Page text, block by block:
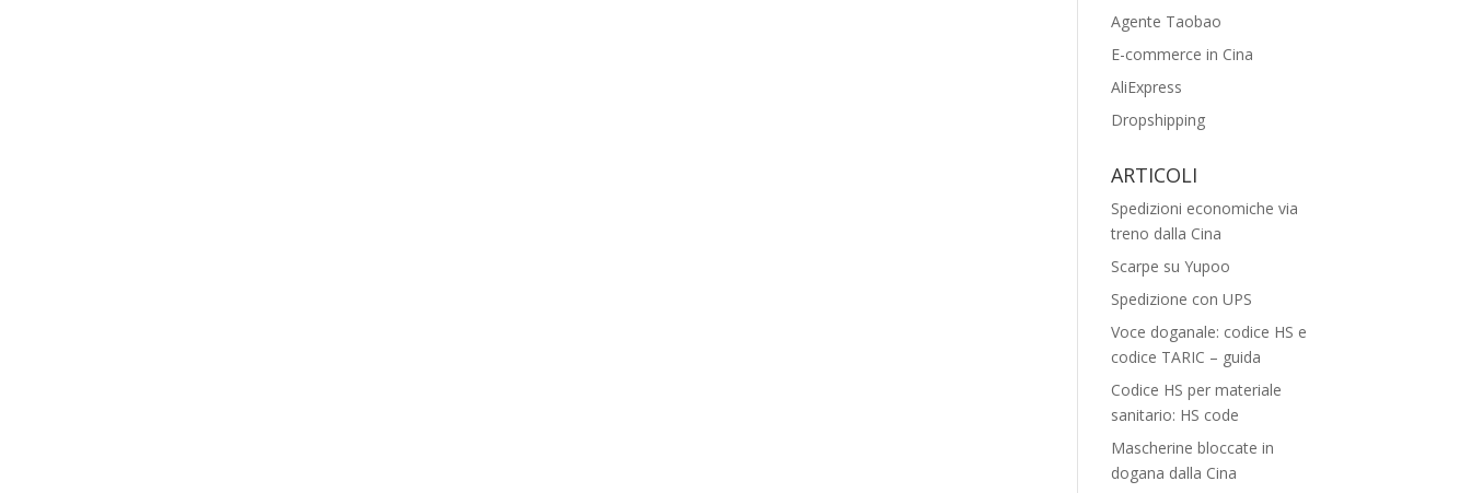
Agente Taobao
E-commerce in Cina
AliExpress
Dropshipping
ARTICOLI
Spedizioni economiche via
treno dalla Cina
Scarpe su Yupoo
Spedizione con UPS
Voce doganale: codice HS e
codice TARIC – guida
Codice HS per materiale
sanitario: HS code
Mascherine bloccate in
dogana dalla Cina